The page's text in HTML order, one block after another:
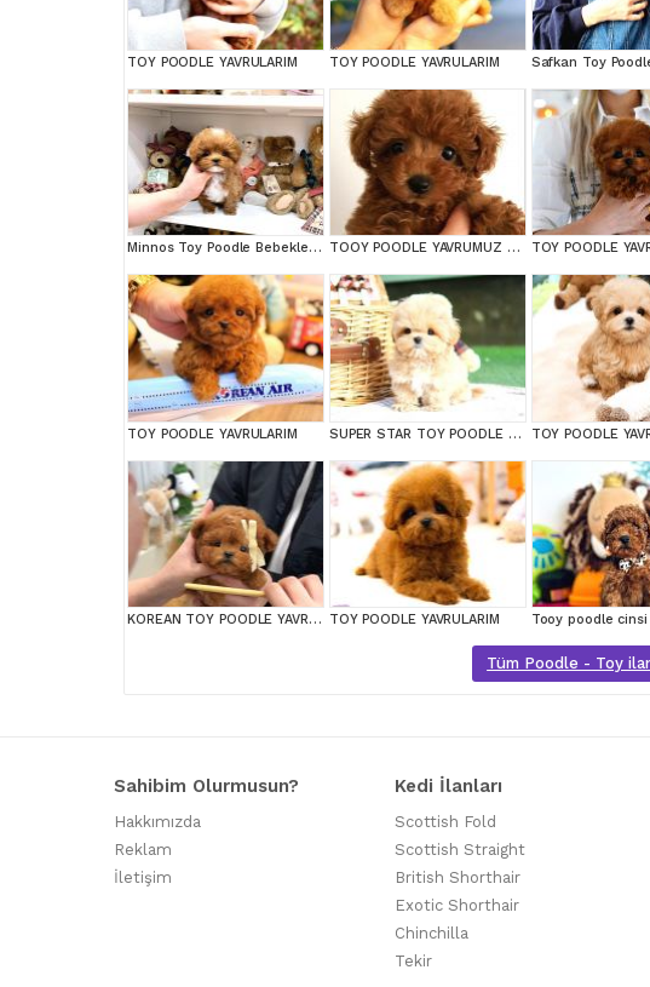
TOY POODLE YAVRULARIM TOY POODLE YAVRULARIM
Minnos Toy Poodle Bebeklerimiz TOOY POODLE YAVRUMUZ 0 TEACUP TOY POODLE
TOY POODLE YAVRULARIM SUPER STAR TOY POODLE YAVRULARIM TOY POODLE
KOREAN TOY POODLE YAVRULARIM TOY POODLE YAVRULARIM
Tüm Poodle - Toy
Sahibim Olurmusun?
Hakkımızda
Reklam
İletişim
Kedi İlanları
Scottish Fold
Scottish Straight
British Shorthair
Exotic Shorthair
Chinchilla
Tekir